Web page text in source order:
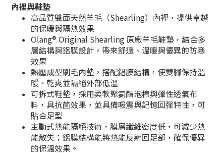
內裡與鞋墊
高品質雙面天然羊毛（Shearling）內裡，提供卓越
的保暖與隔熱效果
Olang® Original Shearling 原廠羊毛鞋墊，結合多
層結構與鋁膜設計，帶來舒適、溫暖與優異的防寒
效果
熱壓成型刷毛內墊，搭配鋁膜結構，使雙腳保持溫
暖、乾爽並隔絕外部低溫
可拆式鞋墊，採用柔軟聚氨酯泡棉與彈性透氣布
料，具抗菌效果，並具備吸震與記憶回彈特性，可
貼合足型
主動式熱能隔絕技術，膜層纖維密度低，可減少熱
能散失；鋁膜結構能將熱能反射回足部，確保優異
的保溫效果。